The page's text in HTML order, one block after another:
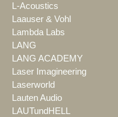
L-Acoustics
Laauser & Vohl
Lambda Labs
LANG
LANG ACADEMY
Laser Imagineering
Laserworld
Lauten Audio
LAUTundHELL